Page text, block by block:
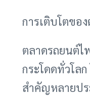
การเติบโตขอ
ตลาดรถยนต์ไ
กระโดดทั่วโล
สำคัญหลายปร